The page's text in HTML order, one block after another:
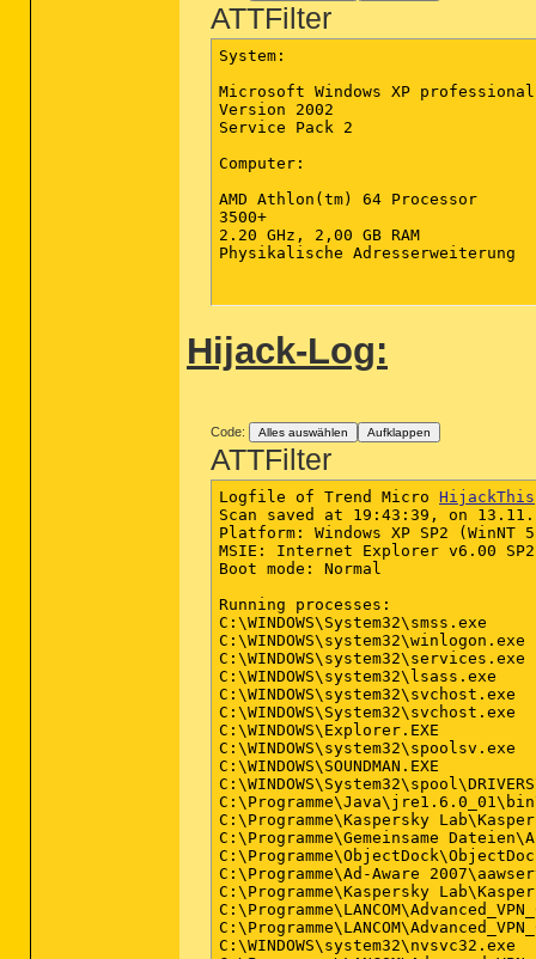
ATTFilter
System:
Microsoft Windows XP professional
Version 2002
Service Pack 2
Computer:
AMD Athlon(tm) 64 Processor
3500+
2.20 GHz, 2,00 GB RAM
Physikalische Adresserweiterung
Hijack-Log:
Code: Alles auswählen Aufklappen
ATTFilter
Logfile of Trend Micro HijackThis
Scan saved at 19:43:39, on
Platform: Windows XP SP2 (WinNT
MSIE: Internet Explorer v6.00
Boot mode: Normal
Running processes:
C:\WINDOWS\System32\smss.exe
C:\WINDOWS\system32\winlogon.exe
C:\WINDOWS\system32\services.exe
C:\WINDOWS\system32\lsass.exe
C:\WINDOWS\system32\svchost.exe
C:\WINDOWS\System32\svchost.exe
C:\WINDOWS\Explorer.EXE
C:\WINDOWS\system32\spoolsv.exe
C:\WINDOWS\SOUNDMAN.EXE
C:\Programme\Kaspersky
C:\Programme\Gemeinsame
C:\Programme\Ad-Aware
C:\Programme\Kaspersky
C:\WINDOWS\system32\nvsvc32.exe